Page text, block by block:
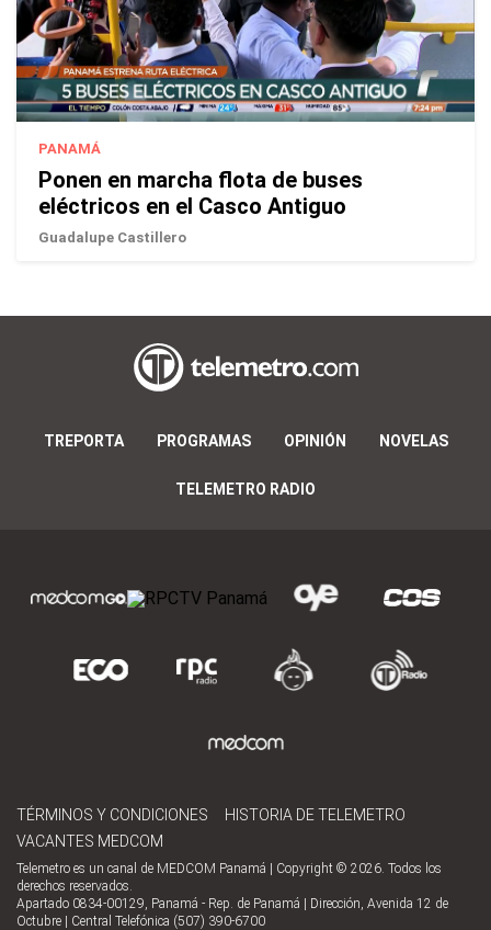
PANAMÁ
Ponen en marcha flota de buses
eléctricos en el Casco Antiguo
Guadalupe Castillero
TREPORTA PROGRAMAS OPINIÓN NOVELAS
TELEMETRO RADIO
TÉRMINOS Y CONDICIONES
HISTORIA DE TELEMETRO
VACANTES MEDCOM
Telemetro es un canal de MEDCOM Panamá | Copyright © 2026. Todos los
derechos reservados.
Apartado 0834-00129, Panamá - Rep. de Panamá | Dirección, Avenida 12 de
Octubre | Central Telefónica (507) 390-6700